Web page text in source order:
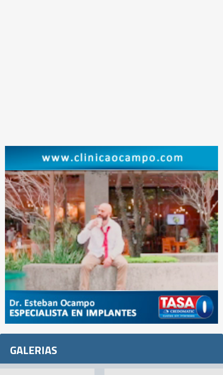
GALERIAS